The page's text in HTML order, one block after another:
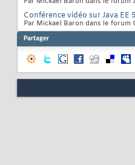
Conférence vidéo sur Java EE
Par Mickael Baron dans le forum
Partager